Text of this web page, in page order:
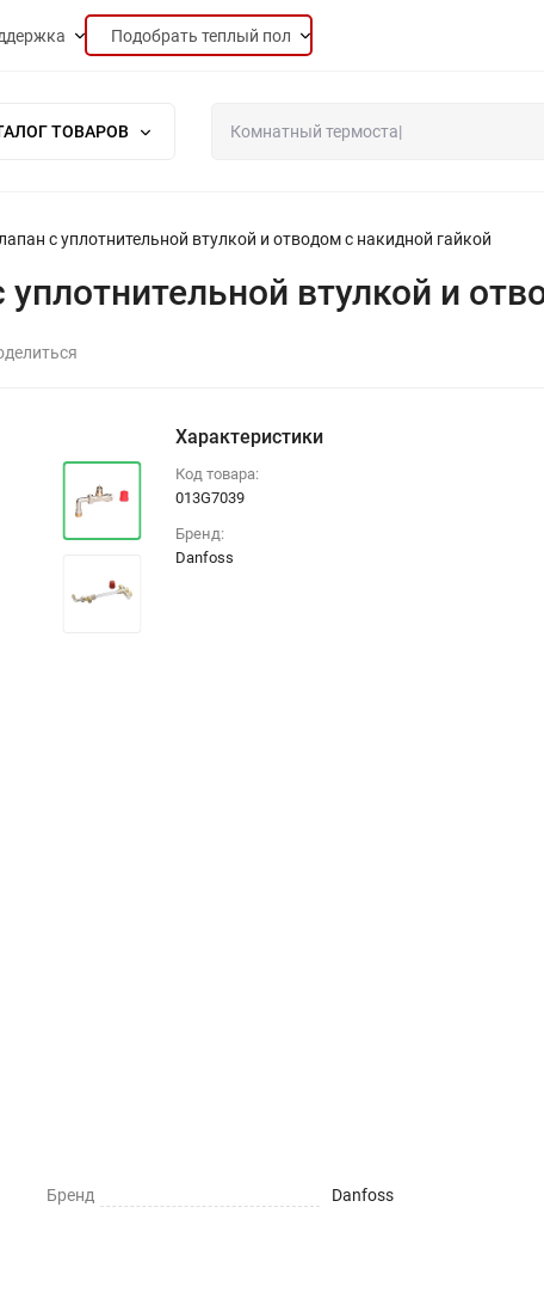
Подобрать теплый пол
ТОВАРОВ
с уплотнительной втулкой и отводом с накидной гайкой
втулкой и
Характеристики
Код товара:
013G7039
Бренд:
Danfoss
Бренд Danfoss